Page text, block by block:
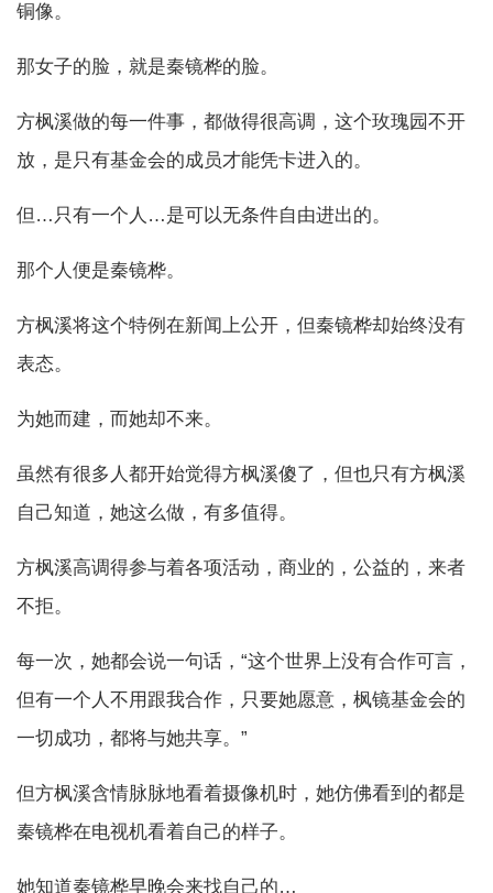
铜像。
那女子的脸，就是秦镜桦的脸。
方枫溪做的每一件事，都做得很高调，这个玫瑰园不开
放，是只有基金会的成员才能凭卡进入的。
但…只有一个人…是可以无条件自由进出的。
那个人便是秦镜桦。
方枫溪将这个特例在新闻上公开，但秦镜桦却始终没有
表态。
为她而建，而她却不来。
虽然有很多人都开始觉得方枫溪傻了，但也只有方枫溪
自己知道，她这么做，有多值得。
方枫溪高调得参与着各项活动，商业的，公益的，来者
不拒。
每一次，她都会说一句话，“这个世界上没有合作可言，
但有一个人不用跟我合作，只要她愿意，枫镜基金会的
一切成功，都将与她共享。”
但方枫溪含情脉脉地看着摄像机时，她仿佛看到的都是
秦镜桦在电视机看着自己的样子。
她知道秦镜桦早晚会来找自己的…